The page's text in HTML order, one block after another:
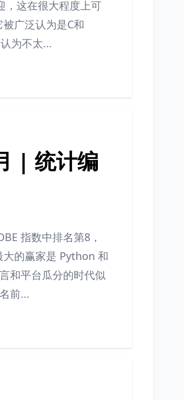
，这在很大程度上可
广泛认为是C和
为不太...
| 统计编
指数中排名第8，
大的赢家是 Python 和
和平台瓜分的时代似
前...